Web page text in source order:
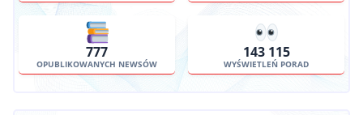
777
OPUBLIKOWANYCH NEWSÓW
143 115
WYŚWIETLEŃ PORAD